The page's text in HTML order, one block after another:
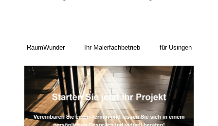
RaumWunder Ihr Malerfachbetrieb für Usingen